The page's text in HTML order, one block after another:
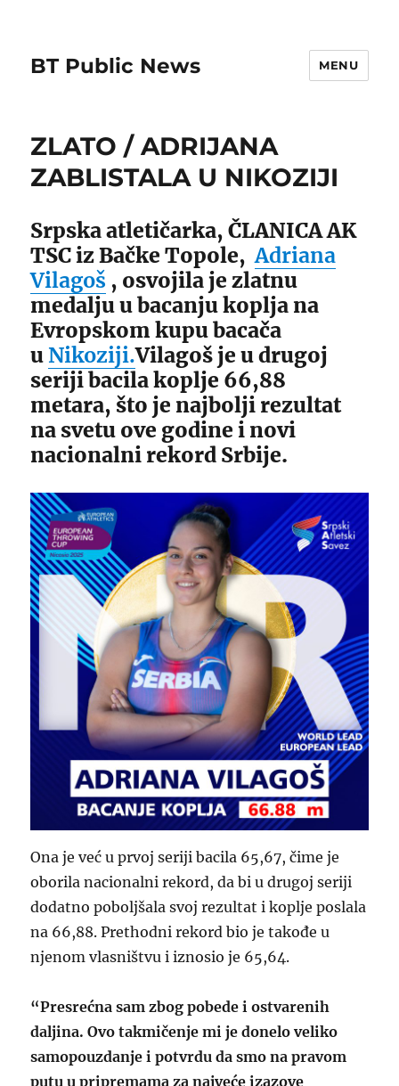
BT Public News MENU
ZLATO / ADRIJANA
ZABLISTALA U NIKOZIJI
Srpska atletičarka, ČLANICA AK
TSC iz Bačke Topole,Adriana
Vilagoš , osvojila je zlatnu
medalju u bacanju koplja na
Evropskom kupu bacača
u Nikoziji.Vilagoš je u drugoj
seriji bacila koplje 66,88
metara, što je najbolji rezultat
na svetu ove godine i novi
nacionalni rekord Srbije.
Ona je već u prvoj seriji bacila 65,67, čime je
oborila nacionalni rekord, da bi u drugoj seriji
dodatno poboljšala svoj rezultat i koplje poslala
na 66,88. Prethodni rekord bio je takođe u
njenom vlasništvu i iznosio je 65,64.
“Presrećna sam zbog pobede i ostvarenih
daljina. Ovo takmičenje mi je donelo veliko
samopouzdanje i potvrdu da smo na pravom
putu u pripremama za najveće izazove